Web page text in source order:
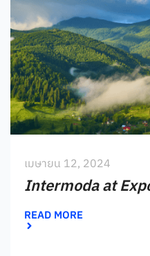
เมษายน 12, 2024
Intermoda at
READ MORE